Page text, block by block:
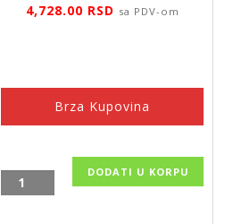
4,728.00 RSD sa PDV-om
Brza Kupovina
Drvena
prostirka
DODATI U KORPU